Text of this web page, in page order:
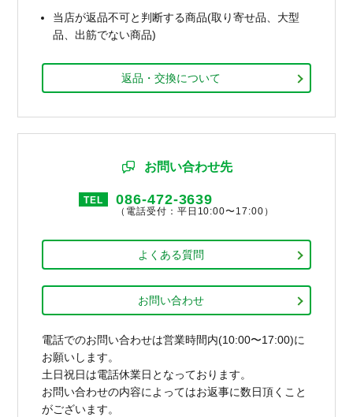
当店が返品不可と判断する商品(取り寄せ品、大型
品、出筋でない商品)
返品・交換について
お問い合わせ先
TEL 086-472-3639
（電話受付：平日10:00〜17:00）
よくある質問
お問い合わせ
電話でのお問い合わせは営業時間内(10:00〜17:00)に
お願いします。
土日祝日は電話休業日となっております。
お問い合わせの内容によってはお返事に数日頂くこと
がございます。